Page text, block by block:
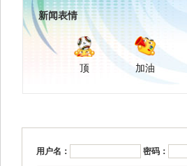
新闻表情
顶 加油
用户名： 密码：